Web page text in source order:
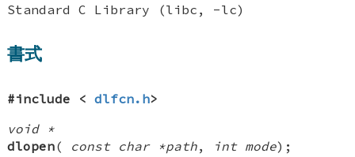
Standard C Library (libc, -lc)
書式
#include <dlfcn.h>
void *
dlopen( const char *path, int mode);